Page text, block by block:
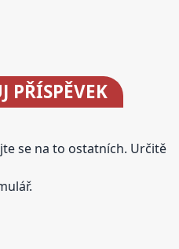
PŘÍSPĚVEK
se na to ostatních. Určitě